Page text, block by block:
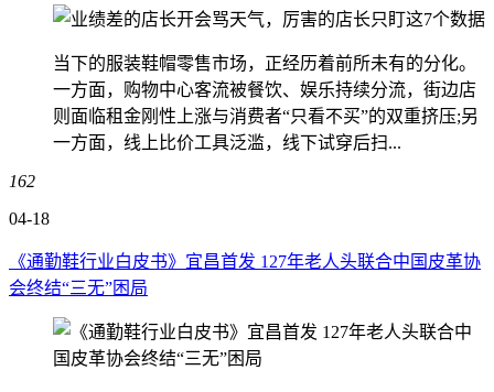
当下的服装鞋帽零售市场，正经历着前所未有的分化。
一方面，购物中心客流被餐饮、娱乐持续分流，街边店
则面临租金刚性上涨与消费者“只看不买”的双重挤压;另
一方面，线上比价工具泛滥，线下试穿后扫...
162
04-18
《通勤鞋行业白皮书》宜昌首发 127年老人头联合中国皮革协
会终结“三无”困局